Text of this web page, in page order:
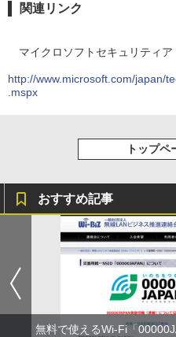
関連リンク
マイクロソフトセキュリティア
http://www.microsoft.com/japan/
.mspx
トップペ
おすすめ記事
無料で使えるWi-Fi「